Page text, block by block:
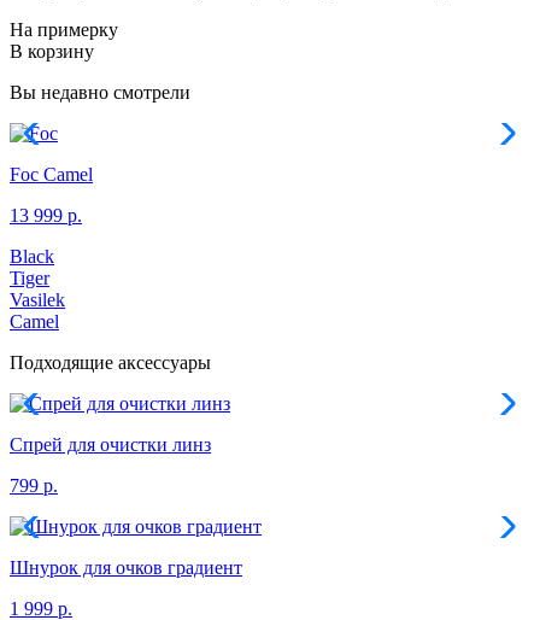
На примерку
В корзину
Вы недавно смотрели
Foc Camel
13 999 р.
Black
Tiger
Vasilek
Camel
Подходящие аксессуары
Спрей для очистки линз
799 р.
Шнурок для очков градиент
1 999 р.